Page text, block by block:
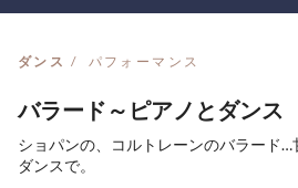
ダンス パフォーマンス
バラード～ピアノとダンス
ショパンの、コルトレーンのバラード…
ダンスで。